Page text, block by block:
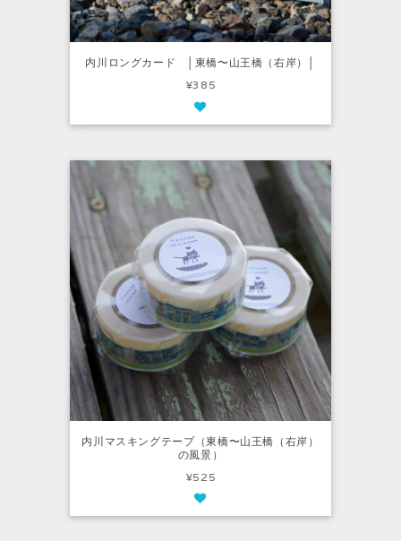
内川ロングカード │東橋〜山王橋（右岸）│
¥385
内川マスキングテープ（東橋〜山王橋（右岸）
の風景）
¥525